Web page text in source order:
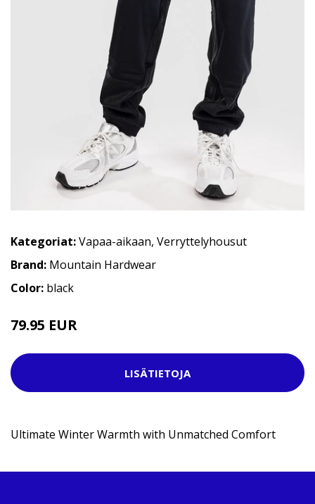
Kategoriat:Vapaa-aikaan, Verryttelyhousut
Brand: Mountain Hardwear
Color: black
79.95 EUR
LISÄTIETOJA
Ultimate Winter Warmth with Unmatched Comfort